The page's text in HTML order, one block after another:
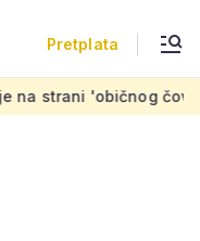
Pretplata
čovjeka': 'Mora se